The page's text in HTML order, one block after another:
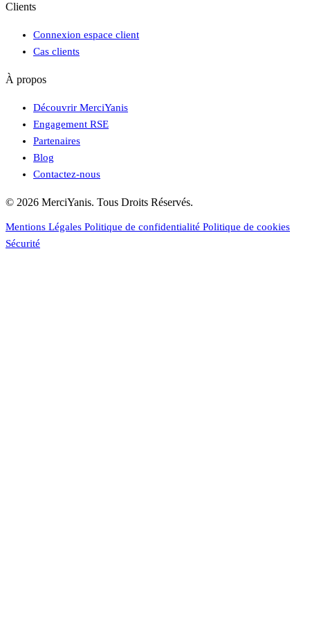
Clients
Connexion espace client
Cas clients
À propos
Découvrir MerciYanis
Engagement RSE
Partenaires
Blog
Contactez-nous
© 2026 MerciYanis. Tous Droits Réservés.
Mentions Légales Politique de confidentialité Politique de cookies
Sécurité